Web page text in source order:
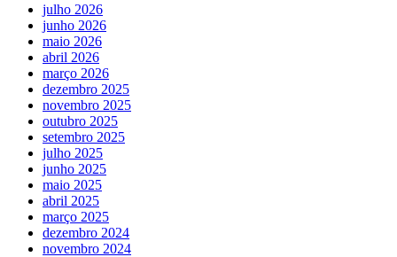
julho 2026
junho 2026
maio 2026
abril 2026
março 2026
dezembro 2025
novembro 2025
outubro 2025
setembro 2025
julho 2025
junho 2025
maio 2025
abril 2025
março 2025
dezembro 2024
novembro 2024